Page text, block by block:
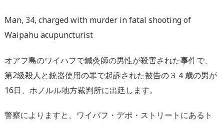
Man, 34, charged with murder in fatal shooting of
Waipahu acupuncturist
オアフ島のワイハフで鍼灸師の男性が殺害された事件で、
第2級殺人と銃器使用の罪で起訴された被告の３４歳の男が
16日、ホノルル地方裁判所に出廷します。
警察によりますと、ワイパフ・デポ・ストリートにあるト